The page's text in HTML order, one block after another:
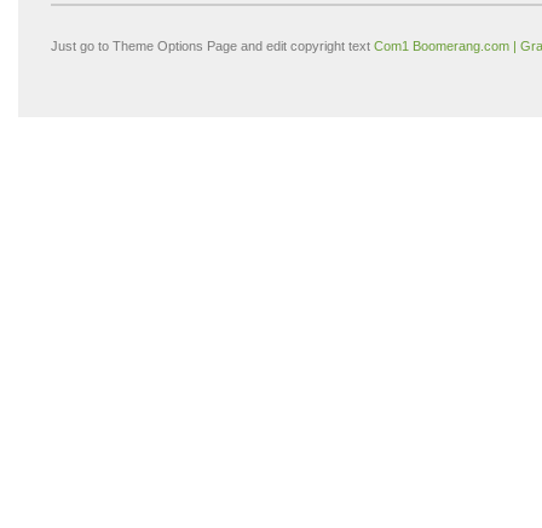
Just go to Theme Options Page and edit copyright text Com1 Boomerang.com |